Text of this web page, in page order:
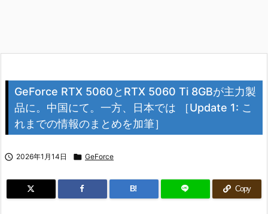
GeForce RTX 5060とRTX 5060 Ti 8GBが主力製
品に。中国にて。一方、日本では ［Update 1: こ
れまでの情報のまとめを加筆］
 2026年1月14日  GeForce
B! Copy